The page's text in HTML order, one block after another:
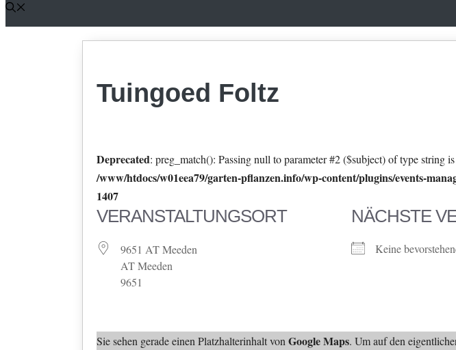
Tuingoed Foltz
Deprecated: preg_match(): Passing null to parameter #2 ($subject) of type string
/www/htdocs/w01eea79/garten-pflanzen.info/wp-content/plugins/events-
1407
VERANSTALTUNGSORT
9651 AT Meeden
AT Meeden
9651
NÄCHSTE
Keine
Sie sehen gerade einen Platzhalterinhalt von Google Maps. Um auf den